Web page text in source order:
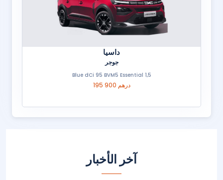
داسيا
جوجر
1,5 Blue dCi 95 BVM5 Essential
195 900 درهم
آخر الأخبار